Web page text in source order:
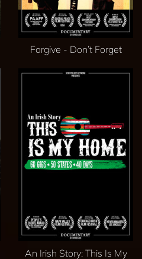
Forgive - Don’t Forget
An Irish Story: This Is My